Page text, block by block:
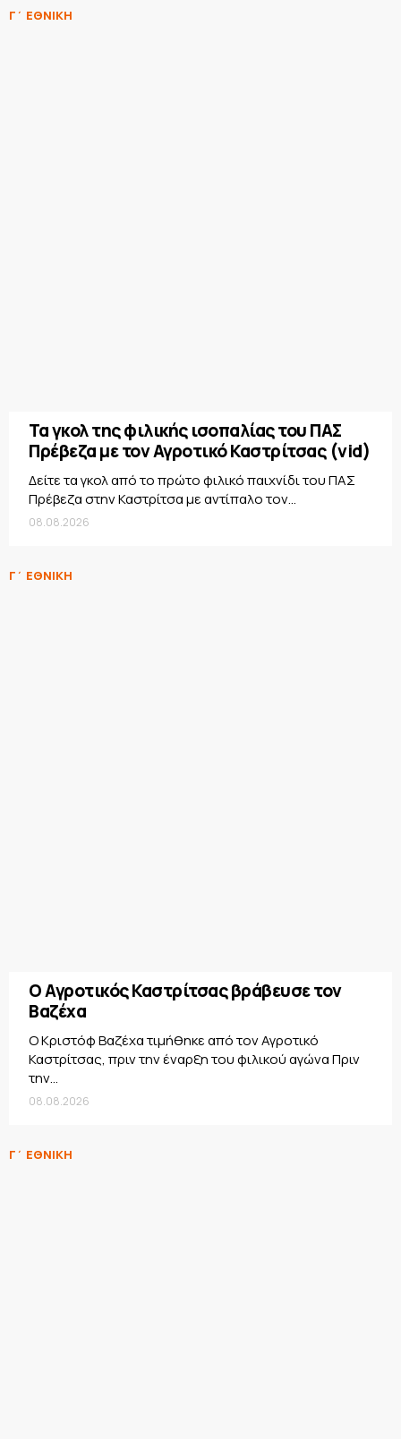
Γ΄ ΕΘΝΙΚΗ
Τα γκολ της φιλικής ισοπαλίας του ΠΑΣ
Πρέβεζα με τον Αγροτικό Καστρίτσας (vid)
Δείτε τα γκολ από το πρώτο φιλικό παιχνίδι του ΠΑΣ
Πρέβεζα στην Καστρίτσα με αντίπαλο τον...
08.08.2026
Γ΄ ΕΘΝΙΚΗ
Ο Αγροτικός Καστρίτσας βράβευσε τον
Βαζέχα
Ο Κριστόφ Βαζέχα τιμήθηκε από τον Αγροτικό
Καστρίτσας, πριν την έναρξη του φιλικού αγώνα Πριν
την...
08.08.2026
Γ΄ ΕΘΝΙΚΗ